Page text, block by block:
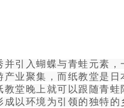
引入蝴蝶与青蛙元素
业聚集，而纸教堂是
堂晚上就可以跟随青
以环境为引领的独特的